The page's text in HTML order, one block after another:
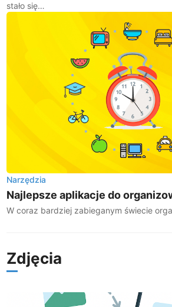
stało się…
Narzędzia
Najlepsze aplikacje do
W coraz bardziej zabieganym świecie
Zdjęcia